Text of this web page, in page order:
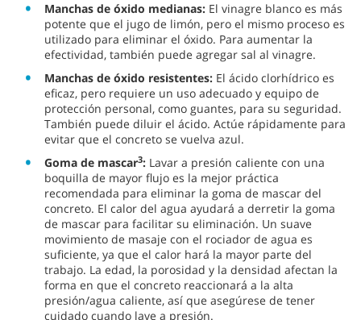
Manchas de óxido medianas: El vinagre blanco es más
potente que el jugo de limón, pero el mismo proceso es
utilizado para eliminar el óxido. Para aumentar la
efectividad, también puede agregar sal al vinagre.
Manchas de óxido resistentes: El ácido clorhídrico es
eficaz, pero requiere un uso adecuado y equipo de
protección personal, como guantes, para su seguridad.
También puede diluir el ácido. Actúe rápidamente para
evitar que el concreto se vuelva azul.
Goma de mascar3: Lavar a presión caliente con una
boquilla de mayor flujo es la mejor práctica
recomendada para eliminar la goma de mascar del
concreto. El calor del agua ayudará a derretir la goma
de mascar para facilitar su eliminación. Un suave
movimiento de masaje con el rociador de agua es
suficiente, ya que el calor hará la mayor parte del
trabajo. La edad, la porosidad y la densidad afectan la
forma en que el concreto reaccionará a la alta
presión/agua caliente, así que asegúrese de tener
cuidado cuando lave a presión.